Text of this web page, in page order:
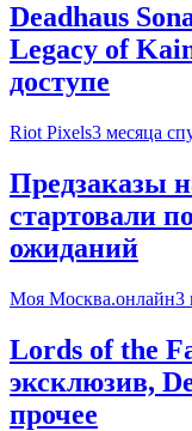
Deadhaus
Legacy of
доступе
Riot Pixels3 месяца
Предзаказы
стартовали
ожиданий
Моя Москва.онлайн3
Lords of the
эксклюзив,
прочее